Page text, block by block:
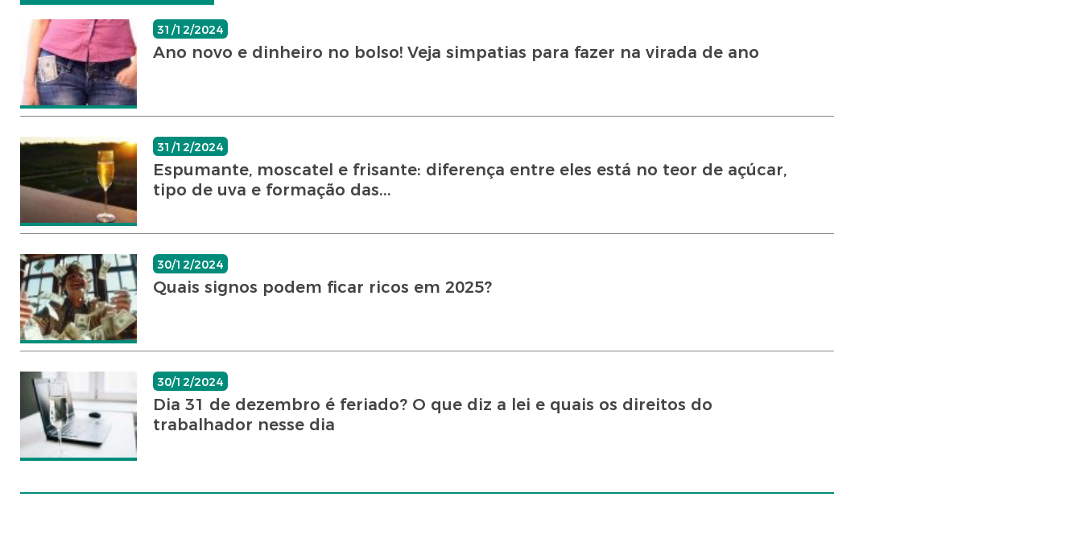
31/12/2024
Ano novo e dinheiro no bolso! Veja simpatias para fazer na virada de ano
31/12/2024
Espumante, moscatel e frisante: diferença entre eles está no teor de açúcar,
tipo de uva e formação das...
30/12/2024
Quais signos podem ficar ricos em 2025?
30/12/2024
Dia 31 de dezembro é feriado? O que diz a lei e quais os direitos do
trabalhador nesse dia